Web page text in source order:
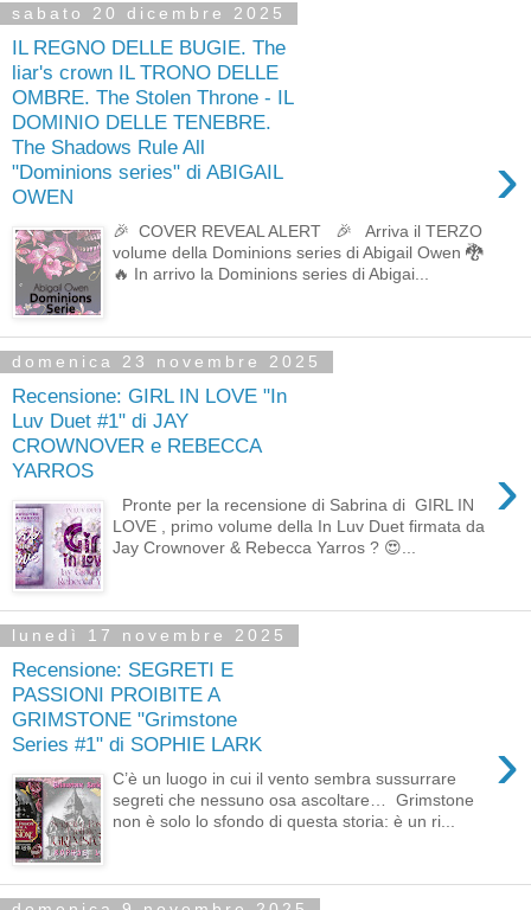
sabato 20 dicembre 2025
IL REGNO DELLE BUGIE. The
liar's crown IL TRONO DELLE
OMBRE. The Stolen Throne - IL
DOMINIO DELLE TENEBRE.
The Shadows Rule All
"Dominions series" di ABIGAIL
OWEN
›
🎉 COVER REVEAL ALERT 🎉 Arriva il TERZO
volume della Dominions series di Abigail Owen 🐉
🔥 In arrivo la Dominions series di Abigai...
domenica 23 novembre 2025
Recensione: GIRL IN LOVE "In
Luv Duet #1" di JAY
CROWNOVER e REBECCA
YARROS
›
Pronte per la recensione di Sabrina di GIRL IN
LOVE , primo volume della In Luv Duet firmata da
Jay Crownover & Rebecca Yarros ? 😍...
lunedì 17 novembre 2025
Recensione: SEGRETI E
PASSIONI PROIBITE A
GRIMSTONE "Grimstone
Series #1" di SOPHIE LARK
›
C’è un luogo in cui il vento sembra sussurrare
segreti che nessuno osa ascoltare… Grimstone
non è solo lo sfondo di questa storia: è un ri...